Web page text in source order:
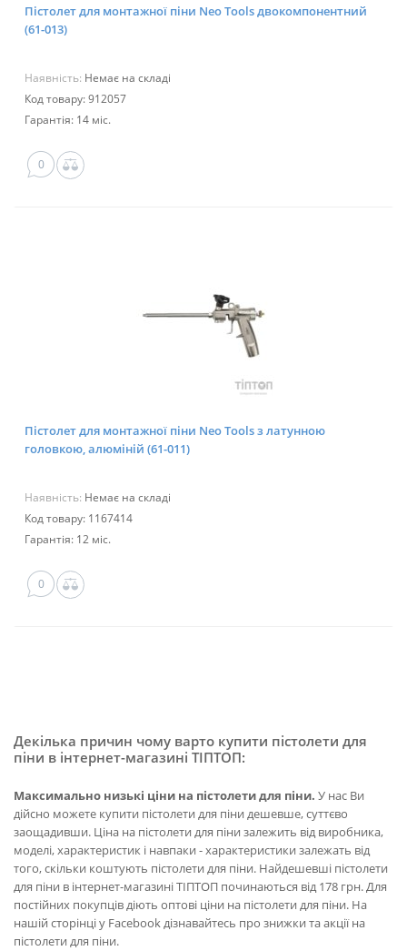
Пістолет для монтажної піни Neo Tools двокомпонентний
(61-013)
Наявність: Немає на складі
Код товару: 912057
Гарантія: 14 міс.
0
Пістолет для монтажної піни Neo Tools з латунною
головкою, алюміній (61-011)
Наявність: Немає на складі
Код товару: 1167414
Гарантія: 12 міс.
0
Декілька причин чому варто купити пістолети для
піни в інтернет-магазині ТІПТОП:
Максимально низькі ціни на пістолети для піни. У нас Ви
дійсно можете купити пістолети для піни дешевше, суттєво
заощадивши. Ціна на пістолети для піни залежить від виробника,
моделі, характеристик і навпаки - характеристики залежать від
того, скільки коштують пістолети для піни. Найдешевші пістолети
для піни в інтернет-магазині ТІПТОП починаються від 178 грн. Для
постійних покупців діють оптові ціни на пістолети для піни. На
нашій сторінці у Facebook дізнавайтесь про знижки та акції на
пістолети для піни.